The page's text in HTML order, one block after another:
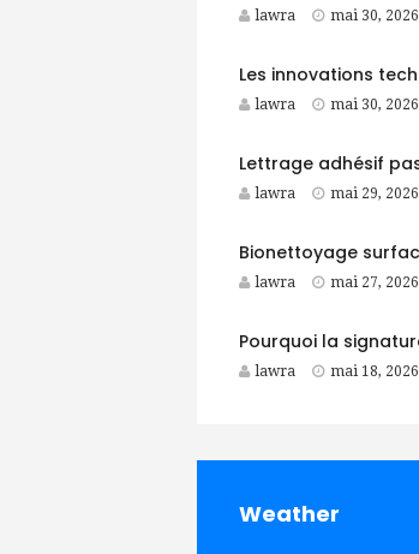
lawra mai 30, 2026
lawra mai 30, 2026
lawra mai 29, 2026
lawra mai 27, 2026
lawra mai 18, 2026
Weather